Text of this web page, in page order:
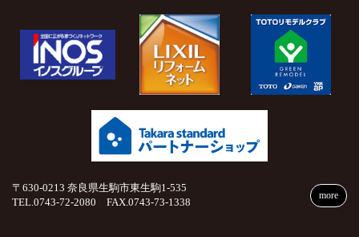
〒630-0213 奈良県生駒市東生駒1-535
TEL.0743-72-2080 FAX.0743-73-1338
more